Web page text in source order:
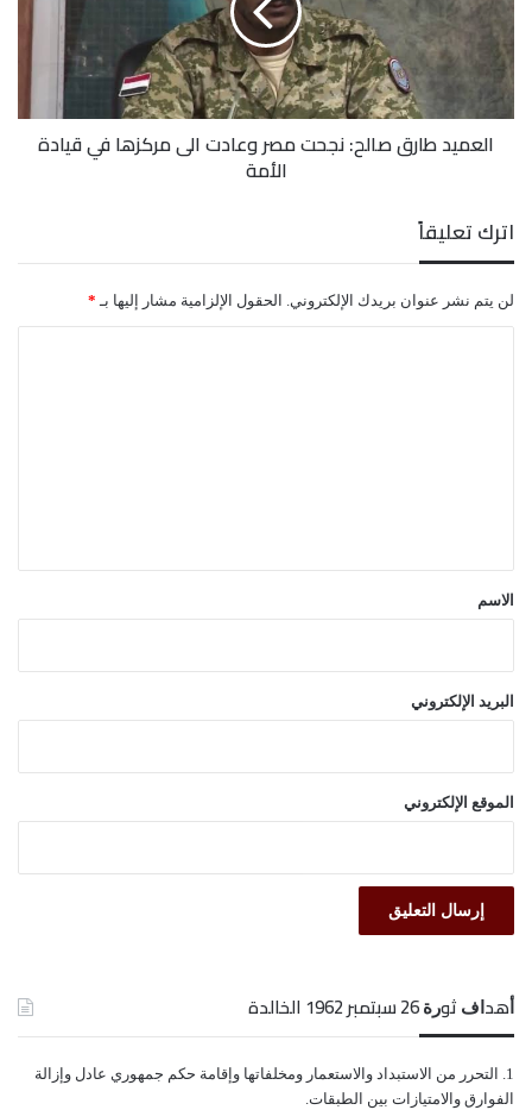
المصدر.
مصر
وعادت
الى
مركزها
في
قيادةالعميد طارق صالح: نجحت مصر وعادت الى مركزها في قيادة
الأمة
اترك تعليقاً
لن يتم نشر عنوان بريدك الإلكتروني. الحقول الإلزامية مشار إليها بـ *
*الاسم
البريد الإلكتروني
الموقع الإلكتروني
ﺃﻫﺪﺍﻑ ﺛﻮﺭﺓ 26 ﺳﺒﺘﻤﺒﺮ 1962 الخالدة
ﺍﻟﺘﺤﺮﺭ ﻣﻦ ﺍﻻﺳﺘﺒﺪﺍﺩ ﻭﺍﻻﺳﺘﻌﻤﺎﺭ ﻭﻣﺨﻠﻔﺎﺗﻬﺎ ﻭﺇﻗﺎﻣﺔ ﺣﻜﻢ ﺟﻤﻬﻮﺭﻱ ﻋﺎﺩﻝ ﻭﺇﺯﺍﻟﺔ
ﺍﻟﻔﻮﺍﺭﻕ ﻭﺍﻻﻣﺘﻴﺎﺯﺍﺕ ﺑﻴﻦ ﺍﻟﻄﺒﻘﺎﺕ.